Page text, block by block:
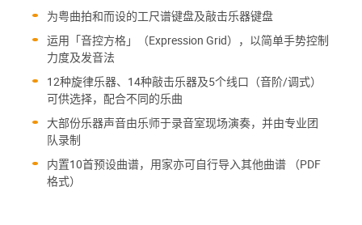
为粤曲拍和而设的工尺谱键盘及敲击乐器键盘
运用「音控方格」（Expression Grid），以简单手势控制
力度及发音法
12种旋律乐器、14种敲击乐器及5个线口（音阶/调式）
可供选择，配合不同的乐曲
大部份乐器声音由乐师于录音室现场演奏，并由专业团
队录制
内置10首预设曲谱，用家亦可自行导入其他曲谱 （PDF
格式）